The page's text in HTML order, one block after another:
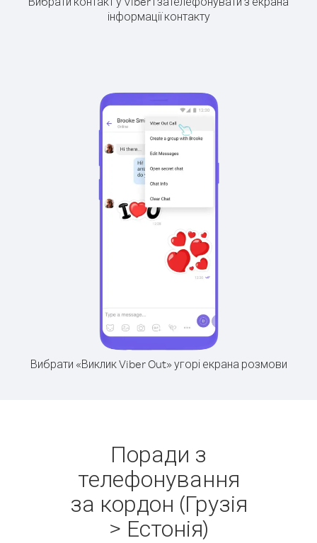
інформації контакту
Вибрати «Виклик Viber Out» угорі екрана розмови
Поради з
телефонування
за кордон (Грузія
> Естонія)